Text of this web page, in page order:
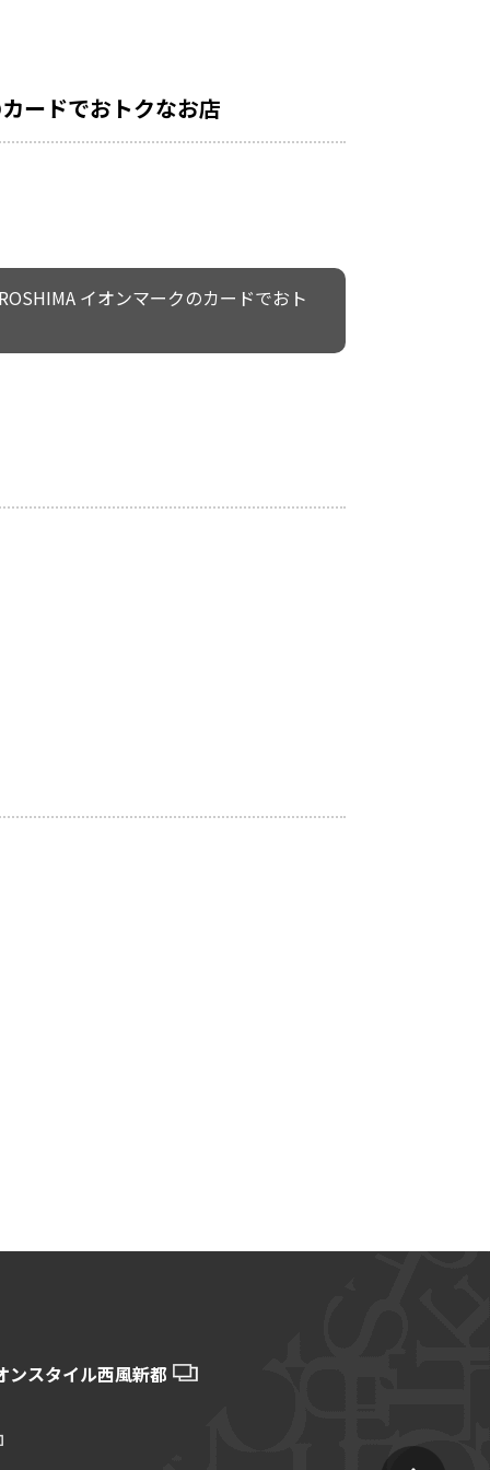
ードでおトクなお店
イオンマークのカードでおト
ンスタイル西風新都